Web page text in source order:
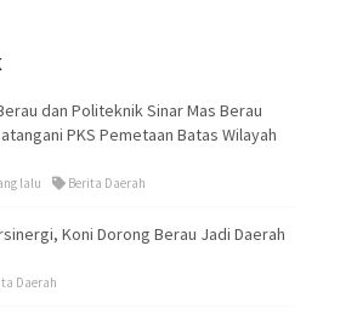
dan Politeknik Sinar Mas Berau
PKS Pemetaan Batas Wilayah
lalu Berita Daerah
Koni Dorong Berau Jadi Daerah
Daerah